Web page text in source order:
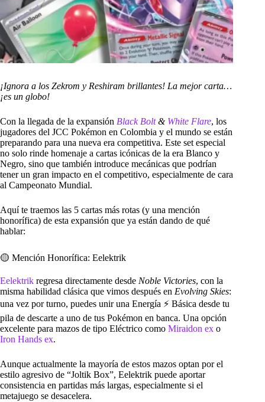
¡Ignora a los Zekrom y Reshiram brillantes! La mejor carta…
¡es un globo!
Con la llegada de la expansión Black Bolt& White Flare, los
jugadores del JCC Pokémon en Colombia y el mundo se están
preparando para una nueva era competitiva. Este set especial
no solo rinde homenaje a cartas icónicas de la era Blanco y
Negro, sino que también introduce mecánicas que podrían
tener un gran impacto en el competitivo, especialmente de cara
al Campeonato Mundial.
Aquí te traemos las 5 cartas más rotas (y una mención
honorífica) de esta expansión que ya están dando de qué
hablar:
🟡 Mención Honorífica: Eelektrik
Eelektrik regresa directamente desde Noble Victories, con la
misma habilidad clásica que vimos después en Evolving Skies:
una vez por turno, puedes unir una Energía ⚡️ Básica desde tu
pila de descarte a uno de tus Pokémon en banca. Una opción
excelente para mazos de tipo Eléctrico como Miraidon ex o
Iron Hands ex.
Aunque actualmente la mayoría de estos mazos optan por el
estilo agresivo de “Joltik Box”, Eelektrik puede aportar
consistencia en partidas más largas, especialmente si el
metajuego se desacelera.